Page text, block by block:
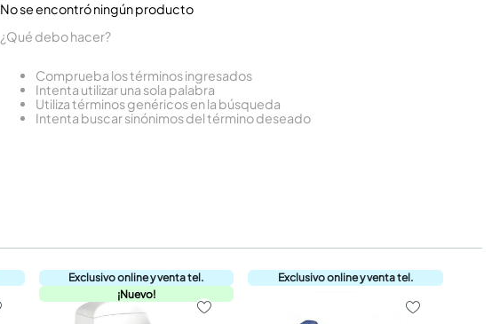
No se encontró ningún producto
¿Qué debo hacer?
Comprueba los términos ingresados
Intenta utilizar una sola palabra
Utiliza términos genéricos en la búsqueda
Intenta buscar sinónimos del término deseado
¡Nuevo!